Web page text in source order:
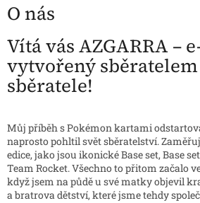
O nás
Vítá vás AZGARRA –
vytvořený
sběratele!
Můj příběh s Pokémon kartami
naprosto pohltil svět sběratelství.
edice, jako jsou ikonické Base set, Base
Team Rocket. Všechno to přitom začalo
když jsem na půdě u své matky objevil
a bratrova dětství, které jsme tehdy